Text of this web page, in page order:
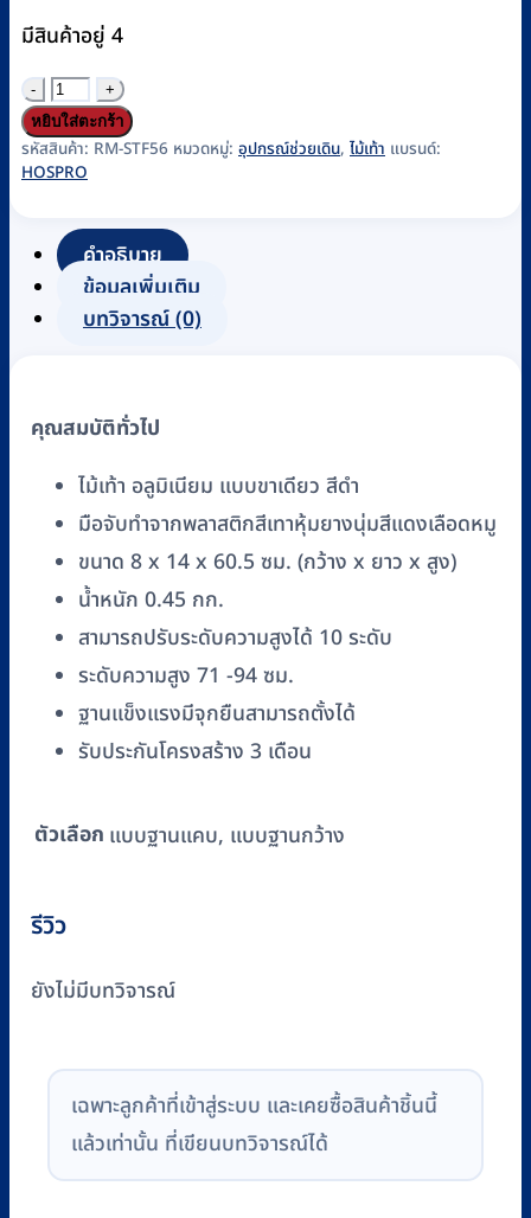
มีสินค้าอยู่ 4
จำนวน
ไม้
เท้า
ขา
อลู
มิ
เนียม
WS9274L
BLACK
หยิบใส่ตะกร้า
รหัสสินค้า: RM-STF56 หมวดหมู่: อุปกรณ์ช่วยเดิน, ไม้เท้า แบรนด์:
HOSPRO
คำอธิบาย
ข้อมูลเพิ่มเติม
บทวิจารณ์ (0)
คุณสมบัติทั่วไป
ไม้เท้า อลูมิเนียม แบบขาเดียว สีดำ
มือจับทำจากพลาสติกสีเทาหุ้มยางนุ่มสีแดงเลือดหมู
ขนาด 8 x 14 x 60.5 ซม. (กว้าง x ยาว x สูง)
น้ำหนัก 0.45 กก.
สามารถปรับระดับความสูงได้ 10 ระดับ
ระดับความสูง 71 -94 ซม.
ฐานแข็งแรงมีจุกยืนสามารถตั้งได้
รับประกันโครงสร้าง 3 เดือน
ตัวเลือก แบบฐานแคบ, แบบฐานกว้าง
รีวิว
ยังไม่มีบทวิจารณ์
เฉพาะลูกค้าที่เข้าสู่ระบบ และเคยซื้อสินค้าชิ้นนี้
แล้วเท่านั้น ที่เขียนบทวิจารณ์ได้